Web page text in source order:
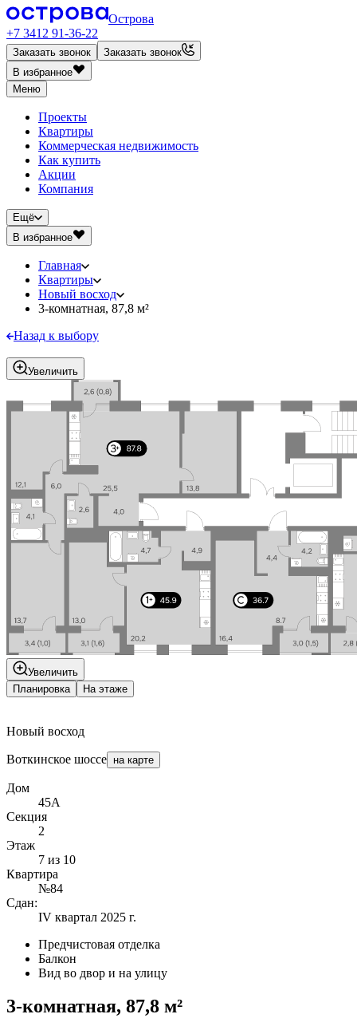
Острова
+7 3412 91-36-22
Заказать звонок
Заказать звонок
В избранное
Меню
Проекты
Квартиры
Коммерческая недвижимость
Как купить
Акции
Компания
Ещё
В избранное
Главная
Квартиры
Новый восход
3-комнатная, 87,8 м²
Назад к выбору
Увеличить
Увеличить
Планировка
На этаже
Новый восход
Воткинское шоссе на карте
Дом
45А
Секция
2
Этаж
7 из 10
Квартира
№84
Сдан:
IV квартал 2025 г.
Предчистовая отделка
Балкон
Вид во двор и на улицу
3-комнатная, 87,8 м²